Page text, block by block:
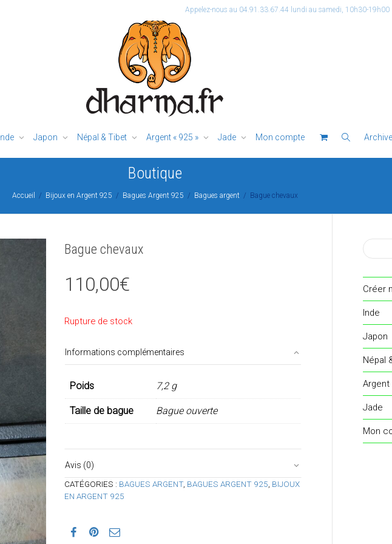
Appelez-nous au 04.91.33.67.44 lundi au samedi, 10h30-19h00
Inde Japon Népal & Tibet Argent « 925 » Jade Mon compte
Boutique
Accueil Bijoux en Argent 925 Bagues Argent 925 Bagues argent Bague chevaux
Bague chevaux
110,00€
Rupture de stock
Informations complémentaires
Poids 7,2 g
Taille de bague Bague ouverte
Avis (0)
CATÉGORIES : BAGUES ARGENT, BAGUES ARGENT 925 BIJOUX
EN ARGENT 925
Créer
Inde
Japon
Népal
Argent
Jade
Mon